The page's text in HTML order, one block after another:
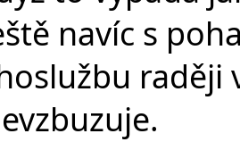
navíc s
raději